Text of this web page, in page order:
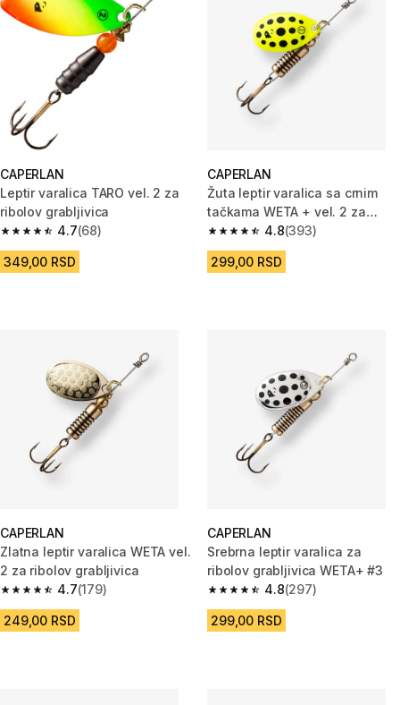
CAPERLAN
Leptir varalica TARO vel. 2 za
ribolov grabljivica
4.7
4.7 od 5 zvezdica from 68 Recenzije
(68)
349,00 RSD
CAPERLAN
Žuta leptir varalica sa crnim
tačkama WETA + vel. 2 za
ribolov grabljivica
4.8
4.8 od 5 zvezdica from 393
(393)
299,00 RSD
CAPERLAN
Zlatna leptir varalica WETA vel.
2 za ribolov grabljivica
4.7
4.7 od 5 zvezdica from 179 Recenzije
(179)
249,00 RSD
CAPERLAN
Srebrna leptir varalica za
ribolov grabljivica WETA+ #3
4.8
4.8 od 5 zvezdica from 297
(297)
299,00 RSD